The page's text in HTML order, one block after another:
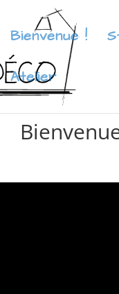
Bienvenue !
Atelier